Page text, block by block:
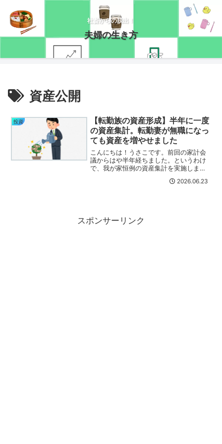
社畜からの脱出！
夫婦の生き方
資産公開
投資
【転勤族の資産形成】半年に一度
の資産集計。転勤妻が無職になっ
ても資産を増やせました
こんにちは！うさこです。前回の家計会
議からはや半年経ちました。というわけ
で、我が家恒例の資産集計を実施しまし
夫のボーナスはまたもや最高値を更新で
2026.06.23
スポンサーリンク